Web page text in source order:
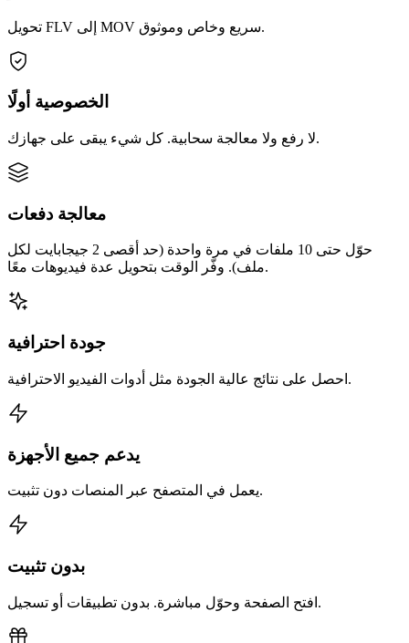
تحويل FLV إلى MOV سريع وخاص وموثوق.
الخصوصية أولًا
لا رفع ولا معالجة سحابية. كل شيء يبقى على جهازك.
معالجة دفعات
حوّل حتى 10 ملفات في مرة واحدة (حد أقصى 2 جيجابايت لكل
ملف). وفّر الوقت بتحويل عدة فيديوهات معًا.
جودة احترافية
احصل على نتائج عالية الجودة مثل أدوات الفيديو الاحترافية.
يدعم جميع الأجهزة
يعمل في المتصفح عبر المنصات دون تثبيت.
بدون تثبيت
افتح الصفحة وحوّل مباشرة. بدون تطبيقات أو تسجيل.